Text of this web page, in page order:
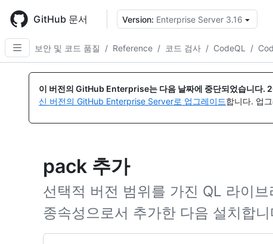
main
content
GitHub 문서 Version: Enterprise Server 3.16
보안 및 코드 품질
/ Reference / 코드 검사 / CodeQL /
이 버전의 GitHub Enterprise는 다음 날짜에 중단되었습니다.
신 버전의 GitHub Enterprise Server로 업그레이드합니다. 업
pack 추가
선택적 버전 범위를 가진 QL 라이
종속성으로서 추가한 다음 설치합니